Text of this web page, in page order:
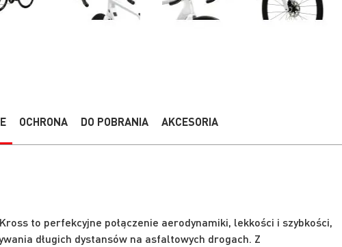
to perfekcyjne połączenie aerodynamiki, lekkości i szybkości,
długich dystansów na asfaltowych drogach. Z
OCHRONA DO POBRANIA AKCESORIA